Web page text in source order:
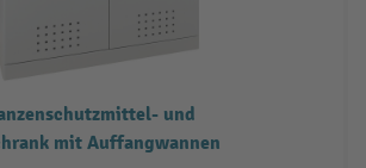
und
mit Auffangwannen